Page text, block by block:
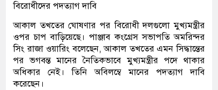
বিরোধীদের পদত্যাগ দাবি
আকাল তখতের ঘোষণার পর বিরোধী দলগুলো মুখ্যমন্ত্রীর
ওপর চাপ বাড়িয়েছে। পাঞ্জাব কংগ্রেস সভাপতি অমরিন্দর
সিং রাজা ওয়ারিং বলেছেন, আকাল তখতের এমন সিদ্ধান্তের
পর ভগবন্ত মানের নৈতিকভাবে মুখ্যমন্ত্রীর পদে থাকার
অধিকার নেই। তিনি অবিলম্বে মানের পদত্যাগ দাবি
করেছেন।